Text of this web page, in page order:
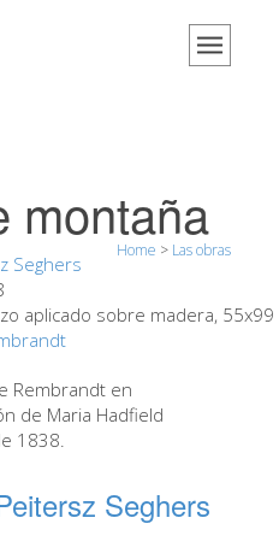
de los visitantes
montaña
Home > Las obras
Seghers
aplicado sobre madera, 55x99
Rembrandt en
de Maria Hadfield
1838.
Seghers